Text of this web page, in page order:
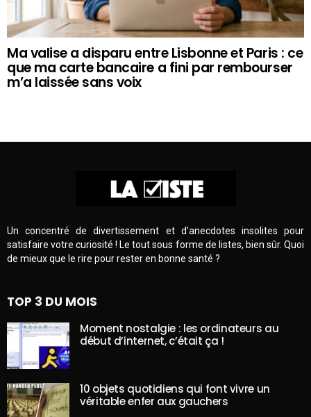
Ma valise a disparu entre Lisbonne et Paris : ce
que ma carte bancaire a fini par rembourser
m’a laissée sans voix
Un concentré de divertissement et d’anecdotes insolites pour
satisfaire votre curiosité ! Le tout sous forme de listes, bien sûr. Quoi
de mieux que le rire pour rester en bonne santé ?
TOP 3 DU MOIS
Moment nostalgie : les ordinateurs au
début d’internet, c’était ça !
10 objets quotidiens qui font vivre un
véritable enfer aux gauchers